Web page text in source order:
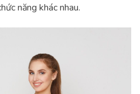
năng khác nhau.